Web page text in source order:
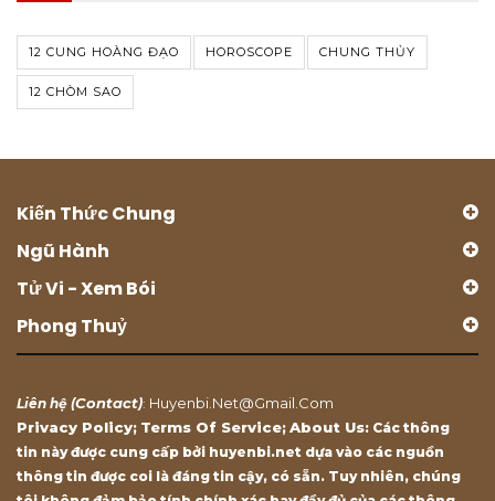
12 CUNG HOÀNG ĐẠO HOROSCOPE CHUNG THỦY
12 CHÒM SAO
Kiến Thức Chung
Ngũ Hành
Tử Vi - Xem Bói
Phong Thuỷ
Liên hệ (Contact): Huyenbi.net@gmail.com
Privacy Policy; Terms Of Service; About Us: Các thông
tin này được cung cấp bởi huyenbi.net dựa vào các nguồn
thông tin được coi là đáng tin cậy, có sẵn. Tuy nhiên, chúng